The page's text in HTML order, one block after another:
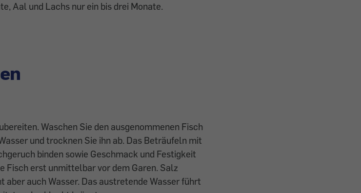
Aal und Lachs nur ein bis drei Monate.
Waschen Sie den ausgenommenen Fisch
und trocknen Sie ihn ab. Das Beträufeln mit
binden sowie Geschmack und Festigkeit
Fisch erst unmittelbar vor dem Garen. Salz
aber auch Wasser. Das austretende Wasser führt